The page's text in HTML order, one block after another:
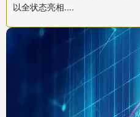
以全状态亮相....